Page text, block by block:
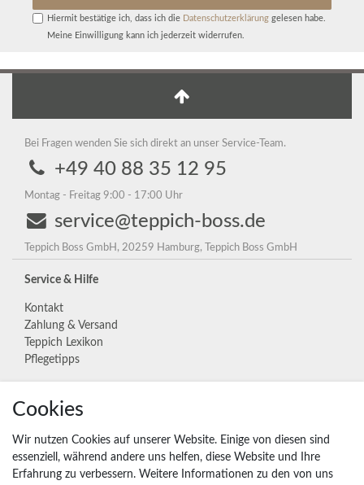
Hiermit bestätige ich, dass ich die Daten­schutz­erklärunggelesen habe.
Meine Einwilligung kann ich jederzeit widerrufen.
Bei Fragen wenden Sie sich direkt an unser Service-Team.
+49 40 88 35 12 95
Montag - Freitag 9:00 - 17:00 Uhr
service@teppich-boss.de
Teppich Boss GmbH, 20259 Hamburg, Teppich Boss GmbH
Service & Hilfe
Kontakt
Zahlung & Versand
Teppich Lexikon
Pflegetipps
Unternehmen
Widerrufs­recht
Vertrag widerrufen
Impressum
Cookies
Wir nutzen Cookies auf unserer Website. Einige von diesen sind
essenziell, während andere uns helfen, diese Website und Ihre
Erfahrung zu verbessern. Weitere Informationen zu den von uns